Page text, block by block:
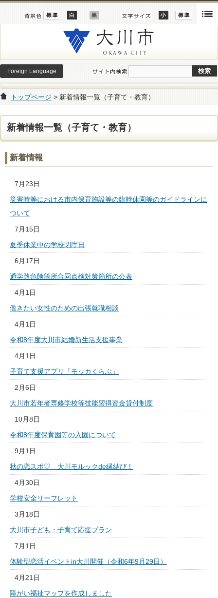
Foreign Language
トップページ > 新着情報一覧（子育て・教育）
新着情報一覧（子育て・教育）
新着情報
7月23日
災害時等における市内保育施設等の臨時休園等のガイドラインに
ついて
7月15日
夏季休業中の学校閉庁日
6月17日
通学路危険箇所合同点検対策箇所の公表
4月1日
働きたい女性のための出張就職相談
4月1日
令和8年度大川市結婚新生活支援事業
4月1日
子育て支援アプリ「モッカくらぶ」
2月6日
大川市若年者専修学校等技能習得資金貸付制度
10月8日
令和8年度保育園等の入園について
9月1日
秋の恋スポ♡ 大川モルックde縁結び！
4月30日
学校安全リーフレット
3月18日
大川市子ども・子育て応援プラン
7月1日
体験型恋活イベントin大川開催（令和6年9月29日）
4月21日
障がい福祉マップを作成しました